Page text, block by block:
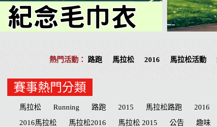
路跑 馬拉松 2016 馬拉松活動
賽事熱門分類
馬拉松 Running 路跑 2015 馬拉松路跑
2016
2016馬拉松
馬拉松2016 馬拉松 2015 公告
趣味